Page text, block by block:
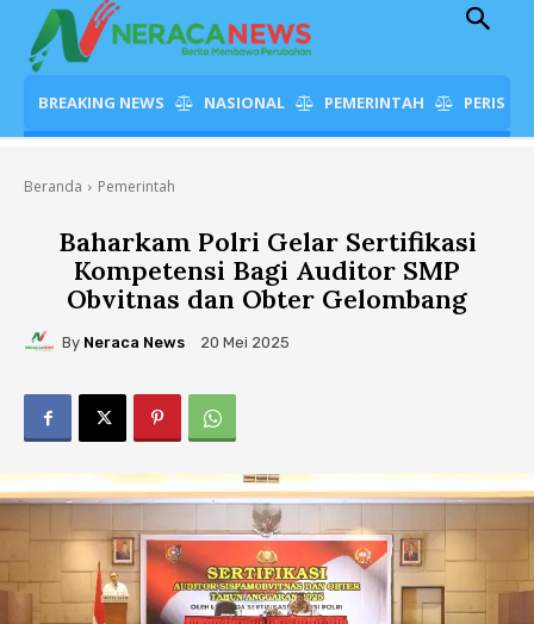
BREAKING NEWS NASIONAL PEMERINTAH
Beranda Pemerintah
Baharkam Polri Gelar Sertifikasi
Kompetensi Bagi Auditor SMP
Obvitnas dan Obter Gelombang
By Neraca News 20 Mei 2025